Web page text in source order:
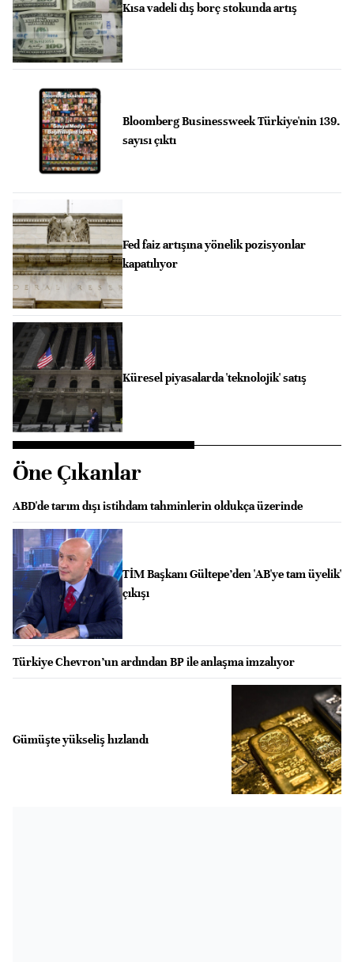
Kısa vadeli dış borç stokunda artış
Bloomberg Businessweek Türkiye'nin 139.
sayısı çıktı
Fed faiz artışına yönelik pozisyonlar
kapatılıyor
Küresel piyasalarda 'teknolojik' satış
Öne Çıkanlar
ABD'de tarım dışı istihdam tahminlerin oldukça üzerinde
TİM Başkanı Gültepe’den 'AB'ye tam üyelik'
çıkışı
Türkiye Chevron’un ardından BP ile anlaşma imzalıyor
Gümüşte yükseliş hızlandı